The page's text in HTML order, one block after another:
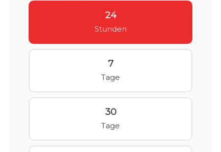
24
Stunden
7
Tage
30
Tage